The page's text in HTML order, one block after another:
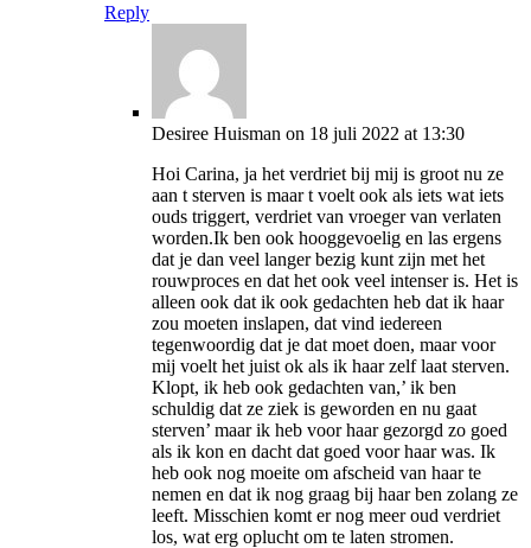
Reply
Desiree Huisman on 18 juli 2022 at 13:30
Hoi Carina, ja het verdriet bij mij is groot nu ze
aan t sterven is maar t voelt ook als iets wat iets
ouds triggert, verdriet van vroeger van verlaten
worden.Ik ben ook hooggevoelig en las ergens
dat je dan veel langer bezig kunt zijn met het
rouwproces en dat het ook veel intenser is. Het is
alleen ook dat ik ook gedachten heb dat ik haar
zou moeten inslapen, dat vind iedereen
tegenwoordig dat je dat moet doen, maar voor
mij voelt het juist ok als ik haar zelf laat sterven.
Klopt, ik heb ook gedachten van,’ ik ben
schuldig dat ze ziek is geworden en nu gaat
sterven’ maar ik heb voor haar gezorgd zo goed
als ik kon en dacht dat goed voor haar was. Ik
heb ook nog moeite om afscheid van haar te
nemen en dat ik nog graag bij haar ben zolang ze
leeft. Misschien komt er nog meer oud verdriet
los, wat erg oplucht om te laten stromen.